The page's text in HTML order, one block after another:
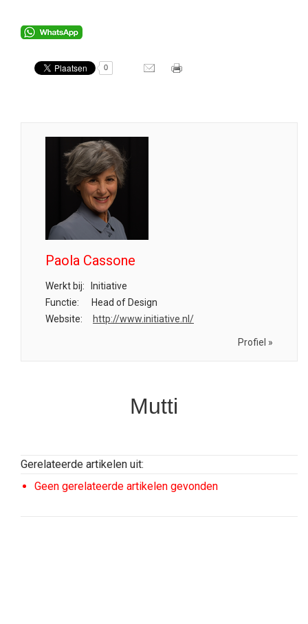
0
Paola Cassone
Werkt bij:
Initiative
Functie:
Head of Design
Website:
http://www.initiative.nl/
Profiel »
Mutti
Gerelateerde artikelen uit:
Geen gerelateerde artikelen gevonden